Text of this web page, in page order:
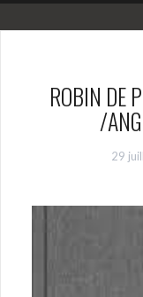
ROBIN DE
/
29